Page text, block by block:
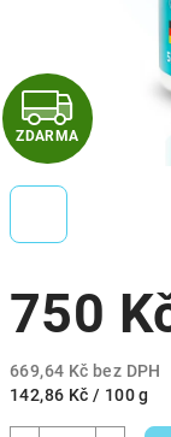
750
669,64 Kč bez DPH
Měrná
142,86 Kč / 100 g
Z
D
M
A
ZDARMA